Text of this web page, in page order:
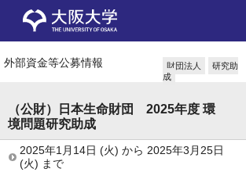
外部資金等公募情報 財団法人
研究助
成
（公財）日本生命財団 2025年度 環
境問題研究助成
2025年1月14日 (火) から 2025年3月25日
(火) まで